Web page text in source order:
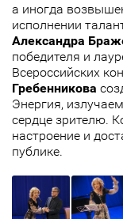
а иногда
исполнении
Александра
победителя и
Всероссийских
Гребенникова
Энергия,
сердце зрителю.
настроение и
публике.